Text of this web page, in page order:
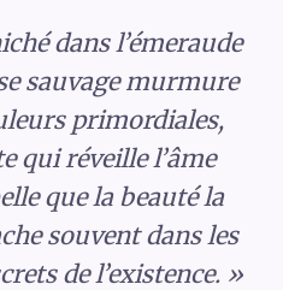
dans l’émeraude
sauvage murmure
primordiales,
qui réveille l’âme
que la beauté la
souvent dans les
de l’existence. »